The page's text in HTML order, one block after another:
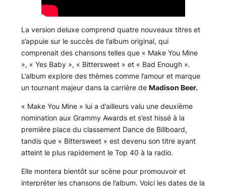
La version deluxe comprend quatre nouveaux titres et
s’appuie sur le succès de l’album original, qui
comprenait des chansons telles que « Make You Mine
», « Yes Baby », « Bittersweet » et « Bad Enough ».
L’album explore des thèmes comme l’amour et marque
un tournant majeur dans la carrière de Madison Beer.
« Make You Mine » lui a d’ailleurs valu une deuxième
nomination aux Grammy Awards et s’est hissé à la
première place du classement Dance de Billboard,
tandis que « Bittersweet » est devenu son titre ayant
atteint le plus rapidement le Top 40 à la radio.
Elle montera bientôt sur scène pour promouvoir et
interpréter les chansons de l’album. Voici les dates de la